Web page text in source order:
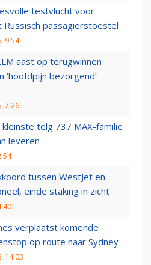
testvlucht voor
Russisch passagierstoestel
9:54
aast op terugwinnen
‘hoofdpijn bezorgend’
7:26
telg 737 MAX-familie
leveren
tussen WestJet en
einde staking in zicht
verplaatst komende
op route naar Sydney
14:03